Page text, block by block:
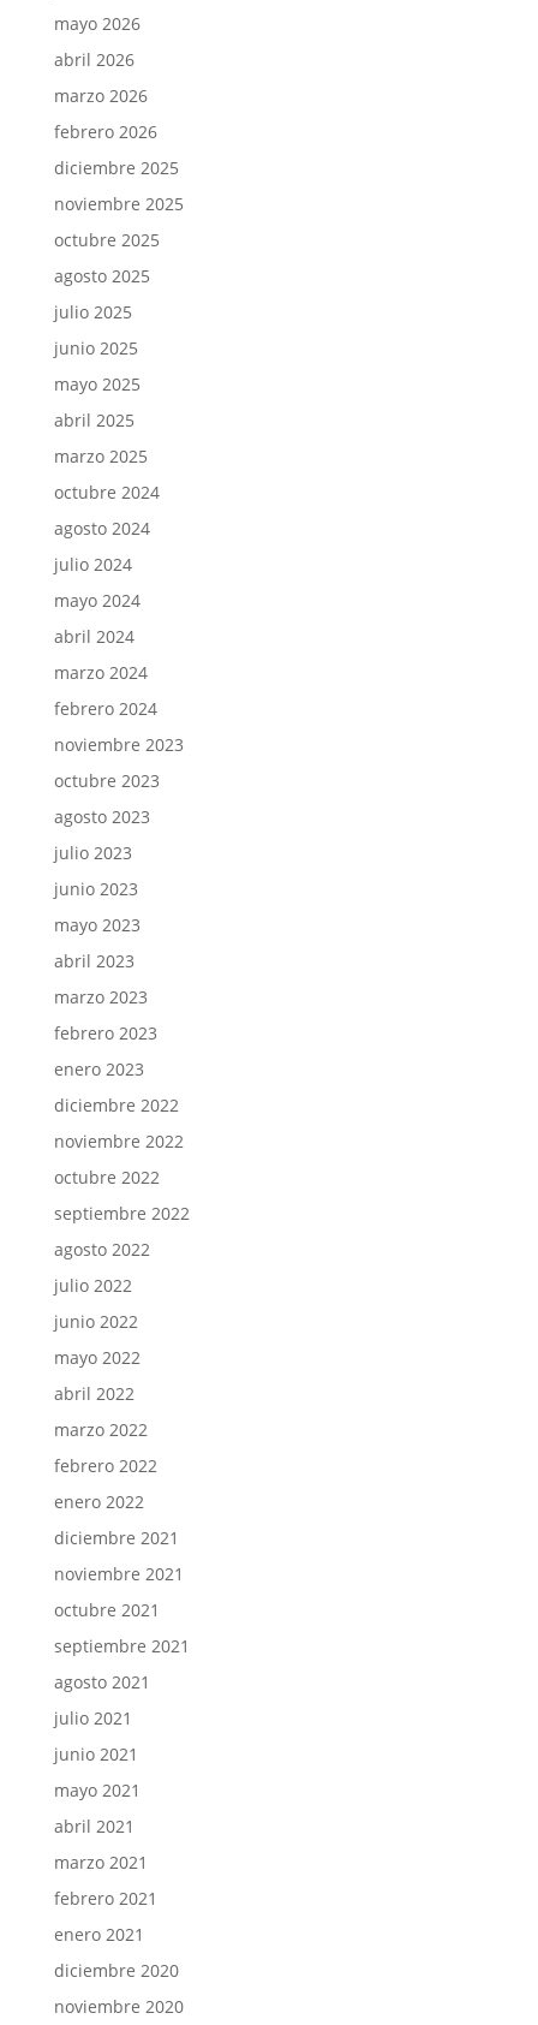
mayo 2026
abril 2026
marzo 2026
febrero 2026
diciembre 2025
noviembre 2025
octubre 2025
agosto 2025
julio 2025
junio 2025
mayo 2025
abril 2025
marzo 2025
octubre 2024
agosto 2024
julio 2024
mayo 2024
abril 2024
marzo 2024
febrero 2024
noviembre 2023
octubre 2023
agosto 2023
julio 2023
junio 2023
mayo 2023
abril 2023
marzo 2023
febrero 2023
enero 2023
diciembre 2022
noviembre 2022
octubre 2022
septiembre 2022
agosto 2022
julio 2022
junio 2022
mayo 2022
abril 2022
marzo 2022
febrero 2022
enero 2022
diciembre 2021
noviembre 2021
octubre 2021
septiembre 2021
agosto 2021
julio 2021
junio 2021
mayo 2021
abril 2021
marzo 2021
febrero 2021
enero 2021
diciembre 2020
noviembre 2020